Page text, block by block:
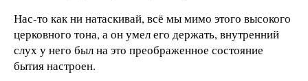
Нас-то как ни натаскивай, всё мы мимо этого высокого
церковного тона, а он умел его держать, внутренний
слух у него был на это преображенное состояние
бытия настроен.